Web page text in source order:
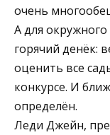
очень
А для
горячий денёк:
оценить все
конкурсе. И
определён.
Леди Джейн,